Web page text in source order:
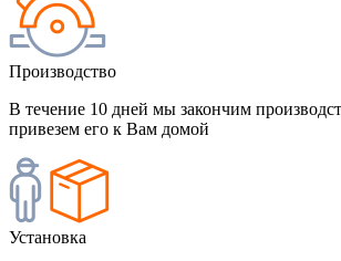
Производство
В течение 10 дней мы закончим
привезем его к Вам домой
Установка